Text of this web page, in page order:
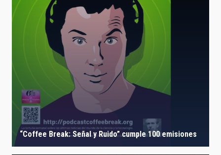
“Coffee Break: Señal y Ruido” cumple 100 emisiones